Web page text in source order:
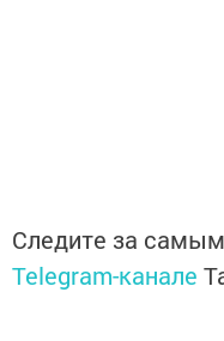
Следите за
Telegram-канале